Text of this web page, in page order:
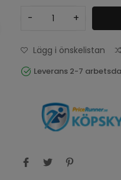
- +
Lägg i önskelistan
Leverans 2-7